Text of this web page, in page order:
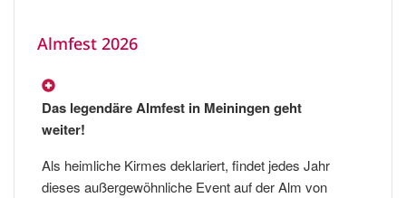
Almfest 2026
Das legendäre Almfest in Meiningen geht
weiter!
Als heimliche Kirmes deklariert, findet jedes Jahr
dieses außergewöhnliche Event auf der Alm von